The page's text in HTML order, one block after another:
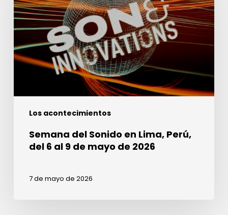
Los acontecimientos
en
Lima,
Perú,
del
6
mayo
2026Semana del Sonido en Lima, Perú,
del 6 al 9 de mayo de 2026
7 de mayo de 2026